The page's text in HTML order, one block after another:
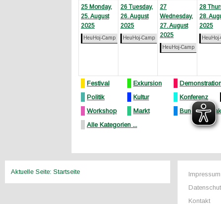
25 Monday,
25. August
2025
HeuHoj-Camp
26 Tuesday,
26. August
2025
HeuHoj-Camp
27
Wednesday,
27. August
2025
HeuHoj-Camp
28
28.
2025
Festival Exkursion
Politik
Kultur
Konferenz
Workshop
Markt
Alle Kategorien ...
Aktuelle Seite: Startseite
Impressum
Kontakt